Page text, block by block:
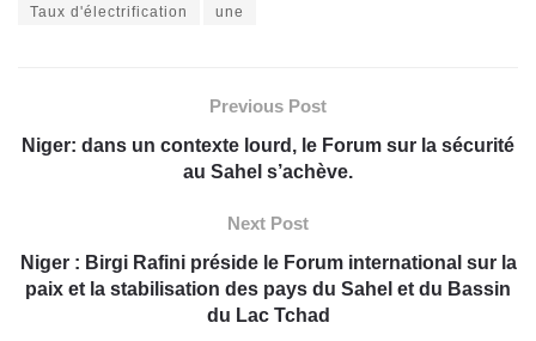
Taux d'électrification une
Previous Post
Niger: dans un contexte lourd, le Forum sur la sécurité
au Sahel s’achève.
Next Post
Niger : Birgi Rafini préside le Forum international sur la
paix et la stabilisation des pays du Sahel et du Bassin
du Lac Tchad